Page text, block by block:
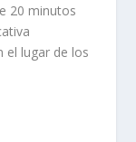
20 minutos
el lugar de los